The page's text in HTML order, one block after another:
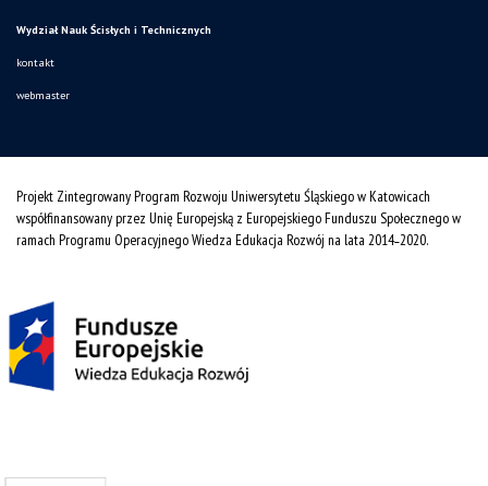
Wydział Nauk Ścisłych i Technicznych
kontakt
webmaster
Projekt Zintegrowany Program Rozwoju Uniwersytetu Śląskiego w Katowicach
współfinansowany przez Unię Europejską z Europejskiego Funduszu Społecznego w
ramach Programu Operacyjnego Wiedza Edukacja Rozwój na lata 2014˗2020.